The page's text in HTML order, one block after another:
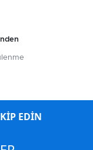
EDİN